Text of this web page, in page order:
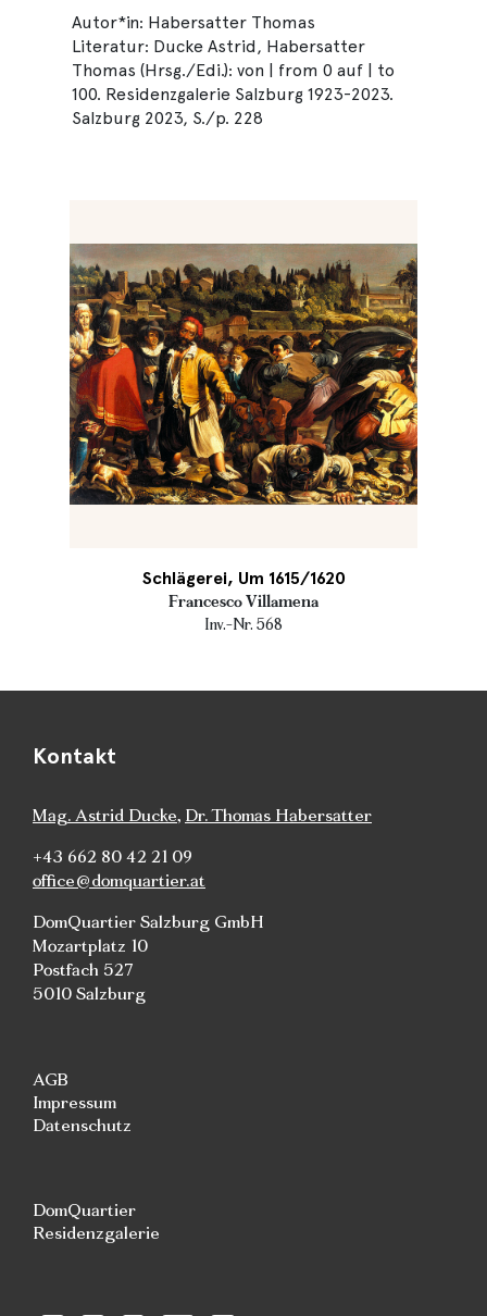
Autor*in: Habersatter Thomas
Literatur: Ducke Astrid, Habersatter
Thomas (Hrsg./Edi.): von | from 0 auf | to
100. Residenzgalerie Salzburg 1923-2023.
Salzburg 2023, S./p. 228
Schlägerei, Um 1615/1620
Francesco Villamena
Inv.-Nr. 568
Kontakt
Mag. Astrid Ducke, Dr. Thomas Habersatter
+43 662 80 42 21 09
office@domquartier.at
DomQuartier Salzburg GmbH
Mozartplatz 10
Postfach 527
5010 Salzburg
AGB
Impressum
Datenschutz
DomQuartier
Residenzgalerie